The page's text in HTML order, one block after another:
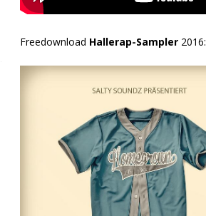
Freedownload Hallerap-Sampler2016: